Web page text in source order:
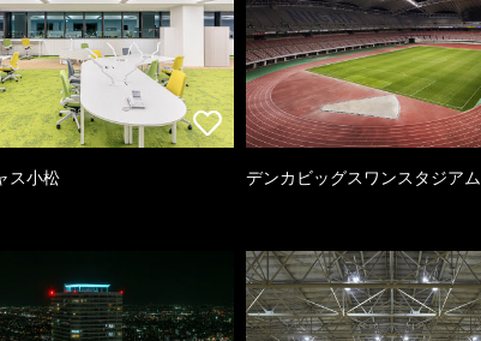
ス小松 デンカビッグスワンスタジアム